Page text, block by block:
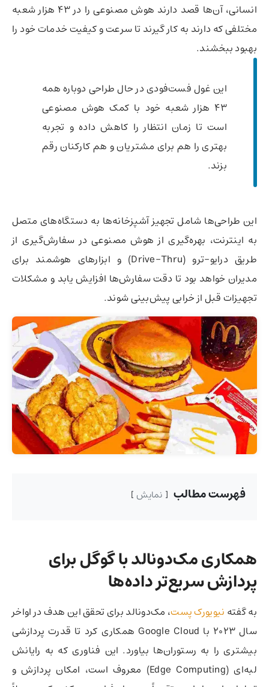
انسانی، آن‌ها قصد دارند هوش مصنوعی را در ۴۳ هزار شعبه
مختلفی که دارند به کار گیرند تا سرعت و کیفیت خدمات خود را
بهبود ببخشند.
این غول فست‌فودی در حال طراحی دوباره همه
۴۳ هزار شعبه خود با کمک هوش مصنوعی
است تا زمان انتظار را کاهش داده و تجربه
بهتری را هم برای مشتریان و هم کارکنان رقم
بزند.
این طراحی‌ها شامل تجهیز آشپزخانه‌ها به دستگاه‌های متصل
به اینترنت، بهره‌گیری از هوش مصنوعی در سفارش‌گیری از
طریق درایو-ترو (Drive-Thru) و ابزارهای هوشمند برای
مدیران خواهد بود تا دقت سفارش‌ها افزایش یابد و مشکلات
تجهیزات قبل از خرابی پیش‌بینی شوند.
فهرست مطالب نمایش
همکاری مک‌دونالد با گوگل برای
پردازش سریع‌تر داده‌ها
به گفته نیویورک پست، مک‌دونالد برای تحقق این هدف در اواخر
سال ۲۰۲۳ با Google Cloud همکاری کرد تا قدرت پردازشی
بیشتری را به رستوران‌ها بیاورد. این فناوری که به رایانش
لبه‌ای (Edge Computing) معروف است، امکان پردازش و